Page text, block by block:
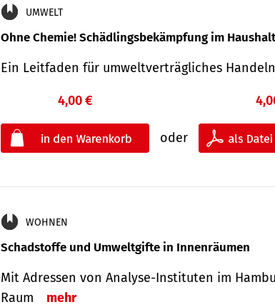
UMWELT
Ohne Chemie! Schädlingsbekämpfung im Haushalt
Ein Leitfaden für um­welt­ver­träg­liches Han­deln
4,00 €
oder
WOHNEN
Schadstoffe und Umweltgifte in Innenräumen
Mit Adressen von Analyse-Insti­tuten im
Raum
mehr